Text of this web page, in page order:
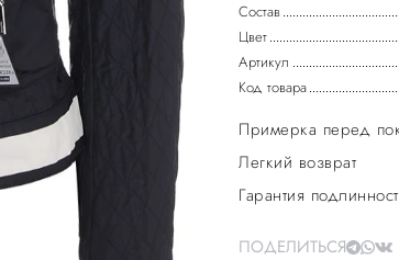
Состав
Цвет
Артикул
Код товара
Примерка перед
Легкий возврат
Гарантия
ПОДЕЛИТЬСЯ